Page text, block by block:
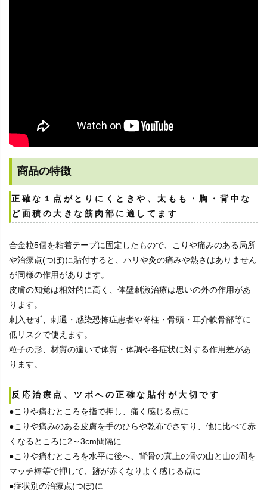
商品の特徴
正確な１点がとりにくときや、太もも・胸・背中な
ど面積の大きな筋肉部に適してます
合金粒5個を粘着テープに固定したもので、こりや痛みのある局所
や治療点(つぼ)に貼付すると、ハリや灸の痛みや熱さはありません
が同様の作用があります。
皮膚の知覚は相対的に高く、体壁刺激治療は思いの外の作用があ
ります。
刺入せず、刺通・感染恐怖症患者や脊柱・骨頭・耳介軟骨部等に
低リスクで使えます。
粒子の形、材質の違いで体質・体調や各症状に対する作用差があ
ります。
反応治療点、ツボへの正確な貼付が大切です
●こりや痛むところを指で押し、痛く感じる点に
●こりや痛みのある皮膚を手のひらや乾布でさすり、他に比べて赤
くなるところに2～3cm間隔に
●こりや痛むところを水平に後へ、背骨の真上の骨の山と山の間を
マッチ棒等で押して、跡が赤くなりよく感じる点に
●症状別の治療点(つぼ)に